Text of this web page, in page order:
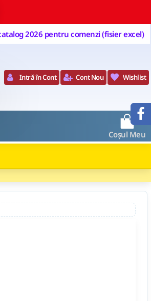
2026 pentru comenzi (fisier excel)
Intră în Cont Cont Nou Wishlist
Coșul Meu
0